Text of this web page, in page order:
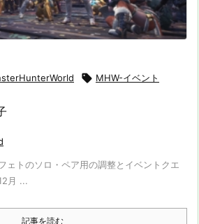
 MHW-イベント
ェトのソロ・ペア用の調整とイベントクエ
月 ...
記事を読む